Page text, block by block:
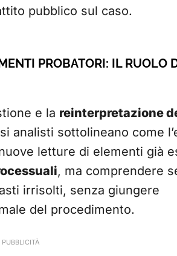
pubblico sul caso.
PROBATORI: IL RUOLO
e la reinterpretazione
analisti sottolineano come
letture di elementi già
, ma comprendere
irrisolti, senza giungere
del procedimento.